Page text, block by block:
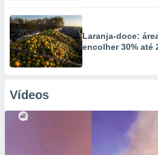
Laranja-doce:
encolher 30% até
Vídeos